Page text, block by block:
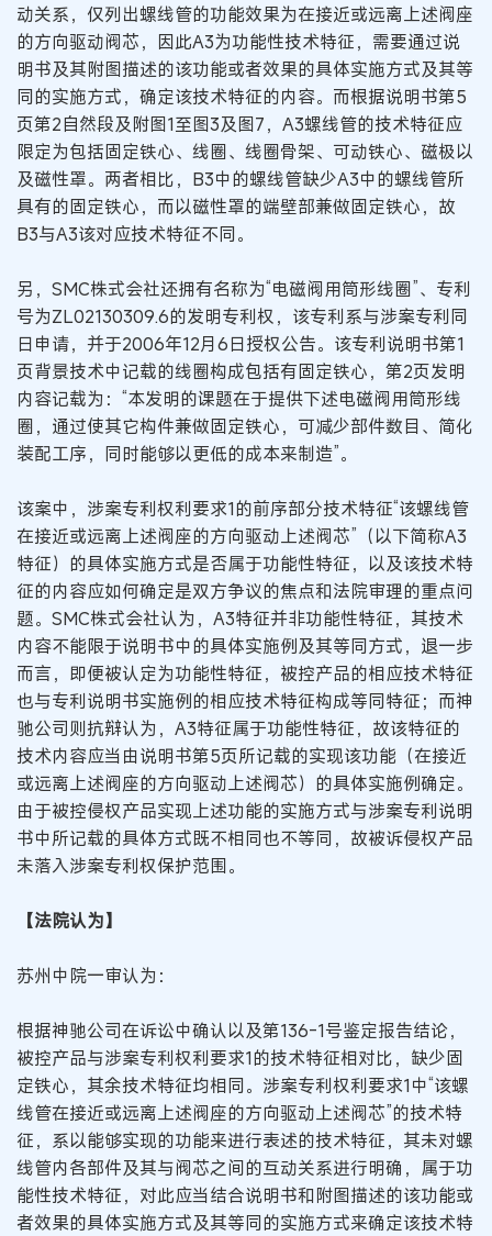
动关系，仅列出螺线管的功能效果为在接近或远离上述阀座
的方向驱动阀芯，因此A3为功能性技术特征，需要通过说
明书及其附图描述的该功能或者效果的具体实施方式及其等
同的实施方式，确定该技术特征的内容。而根据说明书第5
页第2自然段及附图1至图3及图7，A3螺线管的技术特征应
限定为包括固定铁心、线圈、线圈骨架、可动铁心、磁极以
及磁性罩。两者相比，B3中的螺线管缺少A3中的螺线管所
具有的固定铁心，而以磁性罩的端壁部兼做固定铁心，故
B3与A3该对应技术特征不同。
另，SMC株式会社还拥有名称为“电磁阀用筒形线圈”、专利
号为ZL02130309.6的发明专利权，该专利系与涉案专利同
日申请，并于2006年12月6日授权公告。该专利说明书第1
页背景技术中记载的线圈构成包括有固定铁心，第2页发明
内容记载为：“本发明的课题在于提供下述电磁阀用筒形线
圈，通过使其它构件兼做固定铁心，可减少部件数目、简化
装配工序，同时能够以更低的成本来制造”。
该案中，涉案专利权利要求1的前序部分技术特征“该螺线管
在接近或远离上述阀座的方向驱动上述阀芯”（以下简称A3
特征）的具体实施方式是否属于功能性特征，以及该技术特
征的内容应如何确定是双方争议的焦点和法院审理的重点问
题。SMC株式会社认为，A3特征并非功能性特征，其技术
内容不能限于说明书中的具体实施例及其等同方式，退一步
而言，即便被认定为功能性特征，被控产品的相应技术特征
也与专利说明书实施例的相应技术特征构成等同特征；而神
驰公司则抗辩认为，A3特征属于功能性特征，故该特征的
技术内容应当由说明书第5页所记载的实现该功能（在接近
或远离上述阀座的方向驱动上述阀芯）的具体实施例确定。
由于被控侵权产品实现上述功能的实施方式与涉案专利说明
书中所记载的具体方式既不相同也不等同，故被诉侵权产品
未落入涉案专利权保护范围。
【法院认为】
苏州中院一审认为：
根据神驰公司在诉讼中确认以及第136-1号鉴定报告结论，
被控产品与涉案专利权利要求1的技术特征相对比，缺少固
定铁心，其余技术特征均相同。涉案专利权利要求1中“该螺
线管在接近或远离上述阀座的方向驱动上述阀芯”的技术特
征，系以能够实现的功能来进行表述的技术特征，其未对螺
线管内各部件及其与阀芯之间的互动关系进行明确，属于功
能性技术特征，对此应当结合说明书和附图描述的该功能或
者效果的具体实施方式及其等同的实施方式来确定该技术特